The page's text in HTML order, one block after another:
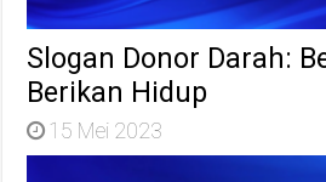
Slogan Donor Darah:
Berikan Hidup
15 Mei 2023